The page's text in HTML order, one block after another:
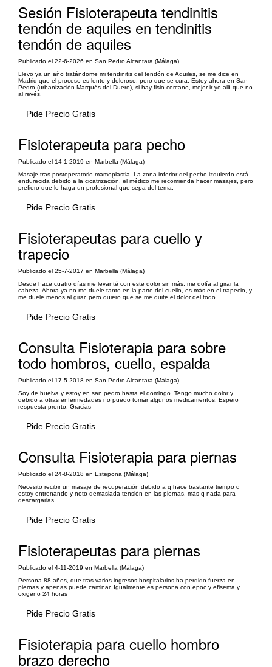
Sesión Fisioterapeuta tendinitis
tendón de aquiles en tendinitis
tendón de aquiles
Publicado el 22-6-2026 en San Pedro Alcantara (Málaga)
Llevo ya un año tratándome mi tendinitis del tendón de Aquiles, se me dice en
Madrid que el proceso es lento y doloroso, pero que se cura. Estoy ahora en San
Pedro (urbanización Marqués del Duero), si hay fisio cercano, mejor ir yo allí que no
al revés.
Pide Precio Gratis
Fisioterapeuta para pecho
Publicado el 14-1-2019 en Marbella (Málaga)
Masaje tras postoperatorio mamoplastia. La zona inferior del pecho izquierdo está
endurecida debido a la cicatrización, el médico me recomienda hacer masajes, pero
prefiero que lo haga un profesional que sepa del tema.
Pide Precio Gratis
Fisioterapeutas para cuello y
trapecio
Publicado el 25-7-2017 en Marbella (Málaga)
Desde hace cuatro días me levanté con este dolor sin más, me dolía al girar la
cabeza. Ahora ya no me duele tanto en la parte del cuello, es más en el trapecio, y
me duele menos al girar, pero quiero que se me quite el dolor del todo
Pide Precio Gratis
Consulta Fisioterapia para sobre
todo hombros, cuello, espalda
Publicado el 17-5-2018 en San Pedro Alcantara (Málaga)
Soy de huelva y estoy en san pedro hasta el domingo. Tengo mucho dolor y
debido a otras enfermedades no puedo tomar algunos medicamentos. Espero
respuesta pronto. Gracias
Pide Precio Gratis
Consulta Fisioterapia para piernas
Publicado el 24-8-2018 en Estepona (Málaga)
Necesito recibir un masaje de recuperación debido a q hace bastante tiempo q
estoy entrenando y noto demasiada tensión en las piernas, más q nada para
descargarlas
Pide Precio Gratis
Fisioterapeutas para piernas
Publicado el 4-11-2019 en Marbella (Málaga)
Persona 88 años, que tras varios ingresos hospitalarios ha perdido fuerza en
piernas y apenas puede caminar. Igualmente es persona con epoc y efisema y
oxigeno 24 horas
Pide Precio Gratis
Fisioterapia para cuello hombro
brazo derecho